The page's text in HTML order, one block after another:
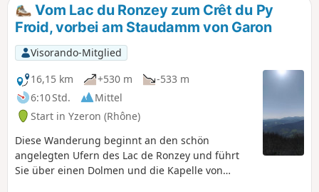
Vom Lac du Ronzey zum Crêt du Py
Froid, vorbei am Staudamm von Garon
Visorando-Mitglied
16,15 km
+530 m
-533 m
6:10 Std.
Mittel
Start in Yzeron (Rhône)
Diese Wanderung beginnt an den schön
angelegten Ufern des Lac de Ronzey und führt
Sie über einen Dolmen und die Kapelle von